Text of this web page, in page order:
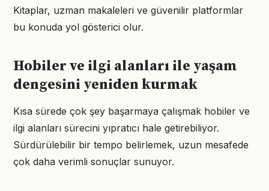
Kitaplar, uzman makaleleri ve güvenilir platformlar
bu konuda yol gösterici olur.
Hobiler ve ilgi alanları ile yaşam
dengesini yeniden kurmak
Kısa sürede çok şey başarmaya çalışmak hobiler ve
ilgi alanları sürecini yıpratıcı hale getirebiliyor.
Sürdürülebilir bir tempo belirlemek, uzun mesafede
çok daha verimli sonuçlar sunuyor.